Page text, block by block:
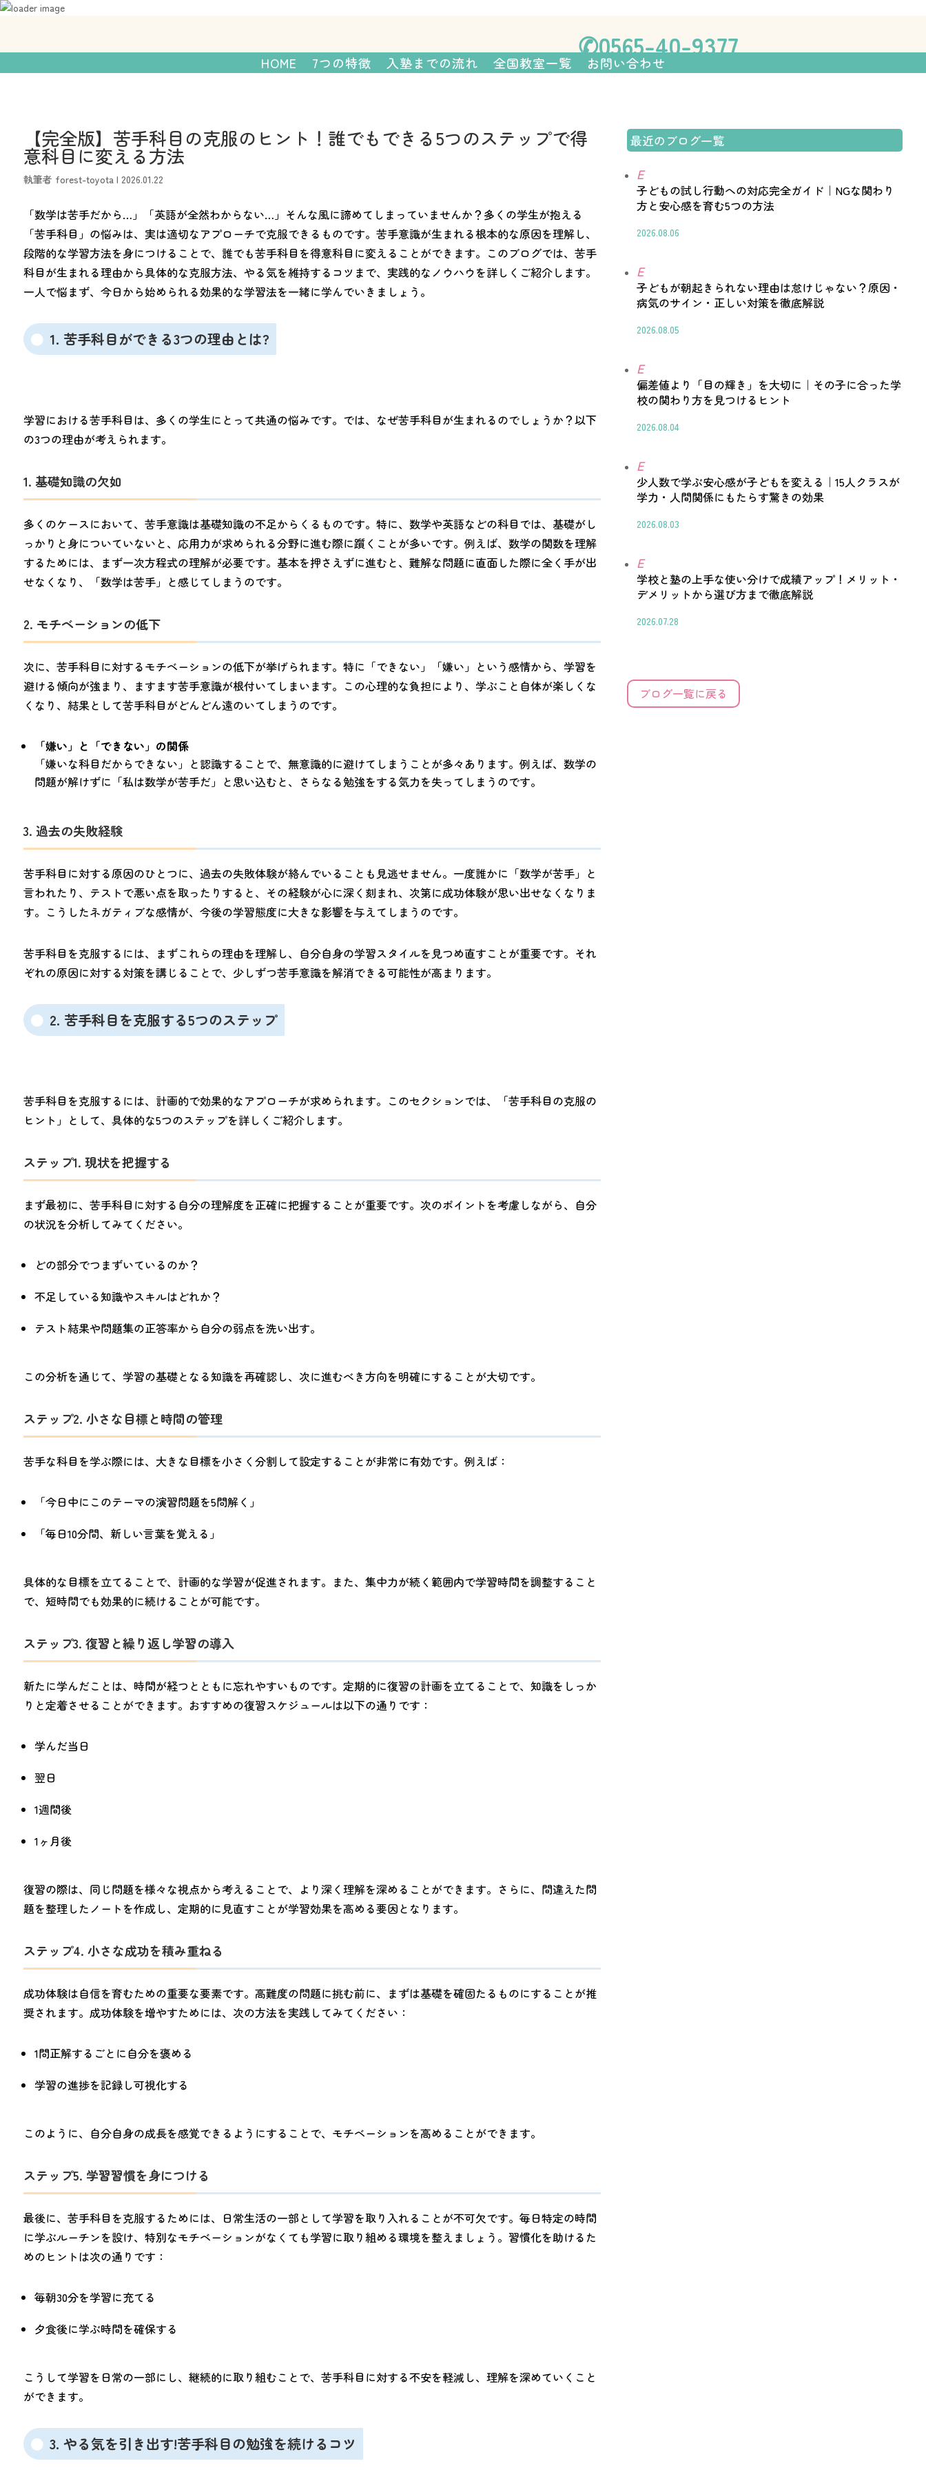
7つの特徴 入塾までの流れ 全国教室一覧
発達障がいのあるお子さまの親が塾長を務める、 個性を伸ばす学習塾「フォレスト個別
✆0565-40-9377
HOME 7つの特徴 入塾までの流れ 全国教室一覧 お問い合わせ
【完全版】苦手科目の克服のヒント！誰でもできる5つのステップで得
意科目に変える方法
執筆者 forest-toyota | 2026.01.22
「数学は苦手だから…」「英語が全然わからない…」そんな風に諦めてしまっていませんか？多くの学生が抱える
「苦手科目」の悩みは、実は適切なアプローチで克服できるものです。苦手意識が生まれる根本的な原因を理解し、
段階的な学習方法を身につけることで、誰でも苦手科目を得意科目に変えることができます。このブログでは、苦手
科目が生まれる理由から具体的な克服方法、やる気を維持するコツまで、実践的なノウハウを詳しくご紹介します。
一人で悩まず、今日から始められる効果的な学習法を一緒に学んでいきましょう。
1. 苦手科目ができる3つの理由とは?
学習における苦手科目は、多くの学生にとって共通の悩みです。では、なぜ苦手科目が生まれるのでしょうか？以下
の3つの理由が考えられます。
1. 基礎知識の欠如
多くのケースにおいて、苦手意識は基礎知識の不足からくるものです。特に、数学や英語などの科目では、基礎がし
っかりと身についていないと、応用力が求められる分野に進む際に躓くことが多いです。例えば、数学の関数を理解
するためには、まず一次方程式の理解が必要です。基本を押さえずに進むと、難解な問題に直面した際に全く手が出
せなくなり、「数学は苦手」と感じてしまうのです。
2. モチベーションの低下
次に、苦手科目に対するモチベーションの低下が挙げられます。特に「できない」「嫌い」という感情から、学習を
避ける傾向が強まり、ますます苦手意識が根付いてしまいます。この心理的な負担により、学ぶこと自体が楽しくな
くなり、結果として苦手科目がどんどん遠のいてしまうのです。
「嫌い」と「できない」の関係
「嫌いな科目だからできない」と認識することで、無意識的に避けてしまうことが多々あります。例えば、数学の
問題が解けずに「私は数学が苦手だ」と思い込むと、さらなる勉強をする気力を失ってしまうのです。
3. 過去の失敗経験
苦手科目に対する原因のひとつに、過去の失敗体験が絡んでいることも見逃せません。一度誰かに「数学が苦手」と
言われたり、テストで悪い点を取ったりすると、その経験が心に深く刻まれ、次第に成功体験が思い出せなくなりま
す。こうしたネガティブな感情が、今後の学習態度に大きな影響を与えてしまうのです。
苦手科目を克服するには、まずこれらの理由を理解し、自分自身の学習スタイルを見つめ直すことが重要です。それ
ぞれの原因に対する対策を講じることで、少しずつ苦手意識を解消できる可能性が高まります。
2. 苦手科目を克服する5つのステップ
苦手科目を克服するには、計画的で効果的なアプローチが求められます。このセクションでは、「苦手科目の克服の
ヒント」として、具体的な5つのステップを詳しくご紹介します。
ステップ1. 現状を把握する
まず最初に、苦手科目に対する自分の理解度を正確に把握することが重要です。次のポイントを考慮しながら、自分
の状況を分析してみてください。
どの部分でつまずいているのか？
不足している知識やスキルはどれか？
テスト結果や問題集の正答率から自分の弱点を洗い出す。
この分析を通じて、学習の基礎となる知識を再確認し、次に進むべき方向を明確にすることが大切です。
ステップ2. 小さな目標と時間の管理
苦手な科目を学ぶ際には、大きな目標を小さく分割して設定することが非常に有効です。例えば：
「今日中にこのテーマの演習問題を5問解く」
「毎日10分間、新しい言葉を覚える」
具体的な目標を立てることで、計画的な学習が促進されます。また、集中力が続く範囲内で学習時間を調整すること
で、短時間でも効果的に続けることが可能です。
ステップ3. 復習と繰り返し学習の導入
新たに学んだことは、時間が経つとともに忘れやすいものです。定期的に復習の計画を立てることで、知識をしっか
りと定着させることができます。おすすめの復習スケジュールは以下の通りです：
学んだ当日
翌日
1週間後
1ヶ月後
復習の際は、同じ問題を様々な視点から考えることで、より深く理解を深めることができます。さらに、間違えた問
題を整理したノートを作成し、定期的に見直すことが学習効果を高める要因となります。
ステップ4. 小さな成功を積み重ねる
成功体験は自信を育むための重要な要素です。高難度の問題に挑む前に、まずは基礎を確固たるものにすることが推
奨されます。成功体験を増やすためには、次の方法を実践してみてください：
1問正解するごとに自分を褒める
学習の進捗を記録し可視化する
このように、自分自身の成長を感覚できるようにすることで、モチベーションを高めることができます。
ステップ5. 学習習慣を身につける
最後に、苦手科目を克服するためには、日常生活の一部として学習を取り入れることが不可欠です。毎日特定の時間
に学ぶルーチンを設け、特別なモチベーションがなくても学習に取り組める環境を整えましょう。習慣化を助けるた
めのヒントは次の通りです：
毎朝30分を学習に充てる
夕食後に学ぶ時間を確保する
こうして学習を日常の一部にし、継続的に取り組むことで、苦手科目に対する不安を軽減し、理解を深めていくこと
ができます。
3. やる気を引き出す!苦手科目の勉強を続けるコツ
最近のブログ一覧
E
子どもの試し行動への対応完全ガイド｜NGな関わり
方と安心感を育む5つの方法
2026.08.06
E
子どもが朝起きられない理由は怠けじゃない？原因・
病気のサイン・正しい対策を徹底解説
2026.08.05
E
偏差値より「目の輝き」を大切に｜その子に合った学
校の関わり方を見つけるヒント
2026.08.04
E
少人数で学ぶ安心感が子どもを変える｜15人クラスが
学力・人間関係にもたらす驚きの効果
2026.08.03
E
学校と塾の上手な使い分けで成績アップ！メリット・
デメリットから選び方まで徹底解説
2026.07.28
ブログ一覧に戻る